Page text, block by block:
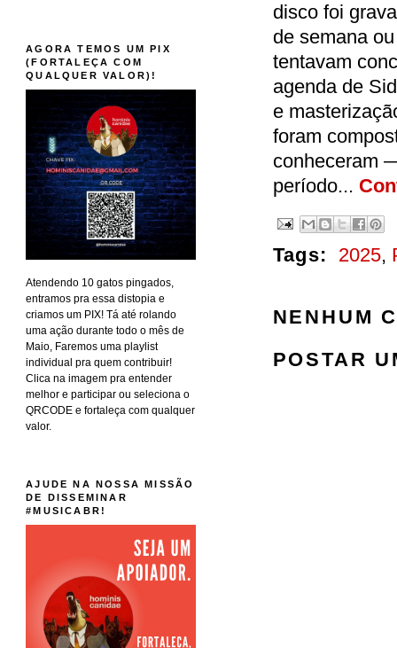
disco foi
de semana
tentavam
agenda de
e
foram
conheceram
período...
Tags: 2025,
NENHUM
POSTAR
AGORA TEMOS UM PIX
(FORTALEÇA COM
QUALQUER VALOR)!
Atendendo 10 gatos pingados,
entramos pra essa distopia e
criamos um PIX! Tá até rolando
uma ação durante todo o mês de
Maio, Faremos uma playlist
individual pra quem contribuir!
Clica na imagem pra entender
melhor e participar ou seleciona o
QRCODE e fortaleça com qualquer
valor.
AJUDE NA NOSSA MISSÃO
DE DISSEMINAR
#MUSICABR!